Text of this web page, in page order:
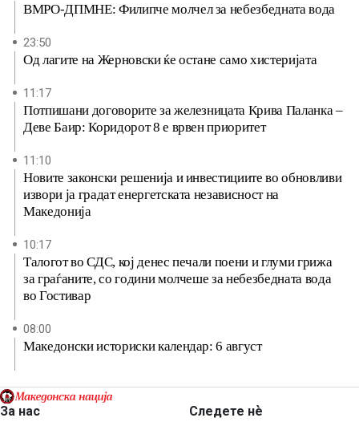
ВМРО-ДПМНЕ: Филипче молчел за небезбедната вода
23:50
Од лагите на Жерновски ќе остане само хистеријата
11:17
Потпишани договорите за железницата Крива Паланка –
Деве Баир: Коридорот 8 е врвен приоритет
11:10
Новите законски решенија и инвестициите во обновливи
извори ја градат енергетската независност на
Македонија
10:17
Талогот во СДС, кој денес печали поени и глуми грижа
за граѓаните, со години молчеше за небезбедната вода
во Гостивар
08:00
Македонски историски календар: 6 август
За нас
Следете нѐ